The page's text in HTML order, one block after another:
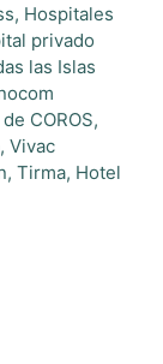
Hospitales
privado
las Islas
COROS,
Vivac
Tirma, Hotel